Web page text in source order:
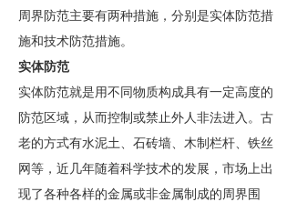
周界防范主要有两种措施，分别是实体防范措
施和技术防范措施。
实体防范
实体防范就是用不同物质构成具有一定高度的
防范区域，从而控制或禁止外人非法进入。古
老的方式有水泥土、石砖墙、木制栏杆、铁丝
网等，近几年随着科学技术的发展，市场上出
现了各种各样的金属或非金属制成的周界围